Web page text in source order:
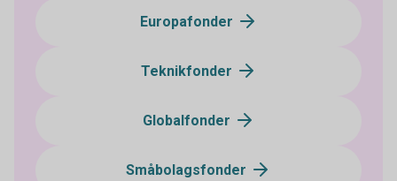
Europafonder
Teknikfonder
Globalfonder
Småbolagsfonder